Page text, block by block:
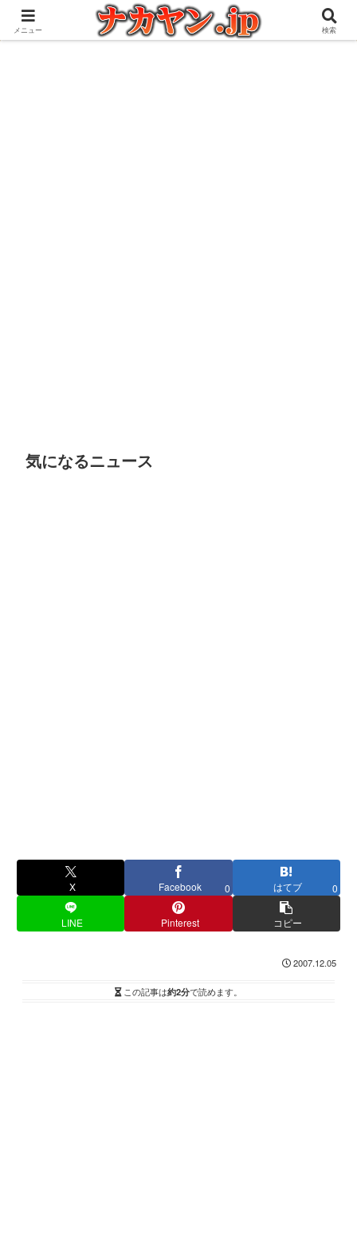
アウトドアとガジェット好きな管理人の愉快な日々を綴るブログ
気になるニュース
X Facebook 0 はてブ 0
LINE Pinterest コピー
2007.12.05
この記事は約2分で読めます。
メニュー 検索